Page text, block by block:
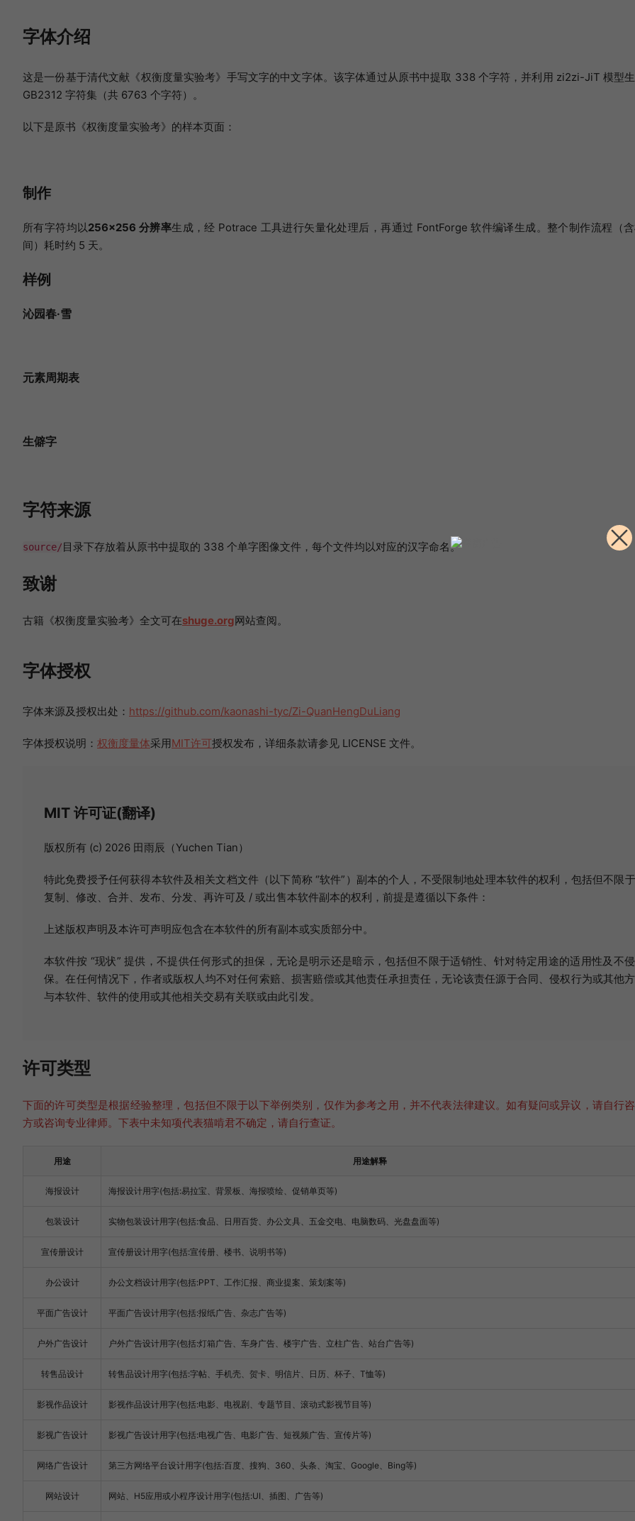
字体介绍
这是一份基于清代文献《权衡度量实验考》手写文字的中文字体。该字体通过从原书中提取 338 个字符，并利用 zi2zi-JiT 模型
GB2312 字符集（共 6763 个字符）。
以下是原书《权衡度量实验考》的样本页面：
制作
所有字符均以256×256 分辨率生成，经 Potrace 工具进行矢量化处理后，再通过 FontForge 软件编译生成。整个制作流程（
间）耗时约 5 天。
样例
沁园春·雪
元素周期表
生僻字
字符来源
source/目录下存放着从原书中提取的 338 个单字图像文件，每个文件均以对应的汉字命名。
致谢
古籍《权衡度量实验考》全文可在shuge.org网站查阅。
字体授权
字体来源及授权出处： https://github.com/kaonashi-tyc/Zi-QuanHengDuLiang
字体授权说明： 权衡度量体采用MIT许可授权发布，详细条款请参见 LICENSE 文件。
MIT 许可证(翻译)
版权所有 (c) 2026 田雨辰（Yuchen Tian）
特此免费授予任何获得本软件及相关文档文件（以下简称 “软件”）副本的个人，不受限制地处理本软件的权利，包括但不限
复制、修改、合并、发布、分发、再许可及 / 或出售本软件副本的权利，前提是遵循以下条件：
上述版权声明及本许可声明应包含在本软件的所有副本或实质部分中。
本软件按 “现状” 提供，不提供任何形式的担保，无论是明示还是暗示，包括但不限于适销性、针对特定用途的适用性及不
保。在任何情况下，作者或版权人均不对任何索赔、损害赔偿或其他责任承担责任，无论该责任源于合同、侵权行为或其他
与本软件、软件的使用或其他相关交易有关联或由此引发。
许可类型
下面的许可类型是根据经验整理，包括但不限于以下举例类别，仅作为参考之用，并不代表法律建议。如有疑问或异议，请自行
方或咨询专业律师。下表中未知项代表猫啃君不确定，请自行查证。
用途 用途解释
海报设计 海报设计用字(包括:易拉宝、背景板、海报喷绘、促销单页等)
包装设计 实物包装设计用字(包括:食品、日用百货、办公文具、五金交电、电脑数码、光盘盘面等)
宣传册设计 宣传册设计用字(包括:宣传册、楼书、说明书等)
办公设计 办公文档设计用字(包括:PPT、工作汇报、商业提案、策划案等)
平面广告设计 平面广告设计用字(包括:报纸广告、杂志广告等)
户外广告设计 户外广告设计用字(包括:灯箱广告、车身广告、楼宇广告、立柱广告、站台广告等)
转售品设计 转售品设计用字(包括:字帖、手机壳、贺卡、明信片、日历、杯子、T恤等)
影视作品设计 影视作品设计用字(包括:电影、电视剧、专题节目、滚动式影视节目等)
影视广告设计 影视广告设计用字(包括:电视广告、电影广告、短视频广告、宣传片等)
网络广告设计 第三方网络平台设计用字(包括:百度、搜狗、360、头条、淘宝、Google、Bing等)
网站设计 网站、H5应用或小程序设计用字(包括:UI、插图、广告等)